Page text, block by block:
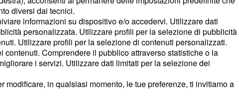
diversi dai tecnici.
informazioni su dispositivo e/o accedervi. Utilizzare dati
personalizzata. Utilizzare profili per la selezione di pubblicità
Utilizzare profili per la selezione di contenuti personalizzati.
Comprendere il pubblico attraverso statistiche o la
i servizi. Utilizzare dati limitati per la selezione dei
in qualsiasi momento, le tue preferenze, ti invitiamo a